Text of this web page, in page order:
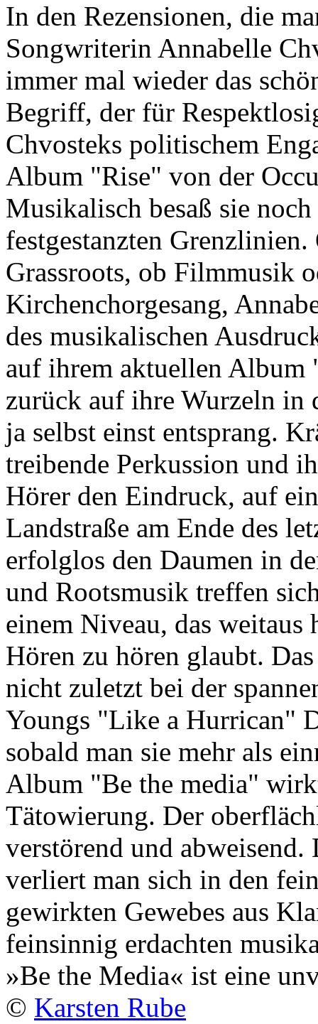
In den Rezensionen, die
Songwriterin Annabelle
immer mal wieder das
Begriff, der für
Chvosteks politischem
Album "Rise" von der
Musikalisch besaß sie
festgestanzten
Grassroots, ob Filmmusik
Kirchenchorgesang,
des musikalischen
auf ihrem aktuellen
zurück auf ihre Wurzeln in
ja selbst einst entsprang.
treibende Perkussion und
Hörer den Eindruck, auf
Landstraße am Ende des
erfolglos den Daumen in
und Rootsmusik treffen
einem Niveau, das weitaus
Hören zu hören glaubt.
nicht zuletzt bei der
Youngs "Like a Hurrican"
sobald man sie mehr als
Album "Be the media"
Tätowierung. Der
verstörend und abweisend.
verliert man sich in den
gewirkten Gewebes aus
feinsinnig erdachten
»Be the Media« ist eine
© Karsten Rube